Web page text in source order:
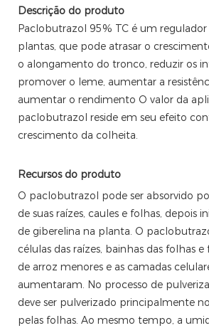
Descrição do produto
Paclobutrazol 95% TC é um
plantas, que pode atrasar o
o alongamento do tronco, reduzir os
promover o leme, aumentar a
aumentar o rendimento O valor da
paclobutrazol reside em seu efeito
crescimento da colheita.
Recursos do produto
O paclobutrazol pode ser absorvido
de suas raízes, caules e folhas, depois
de giberelina na planta. O
células das raízes, bainhas das folhas
de arroz menores e as camadas
aumentaram. No processo de
deve ser pulverizado principalmente
pelas folhas. Ao mesmo tempo, a